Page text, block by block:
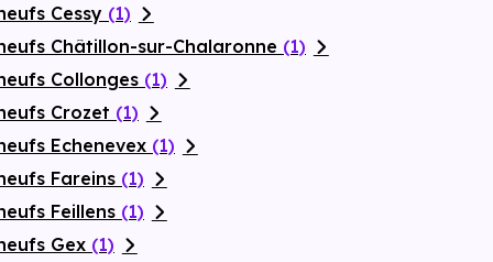
Cessy (1)
Châtillon-sur-Chalaronne (1)
Collonges (1)
Crozet (1)
Echenevex (1)
Fareins (1)
Feillens (1)
Gex (1)